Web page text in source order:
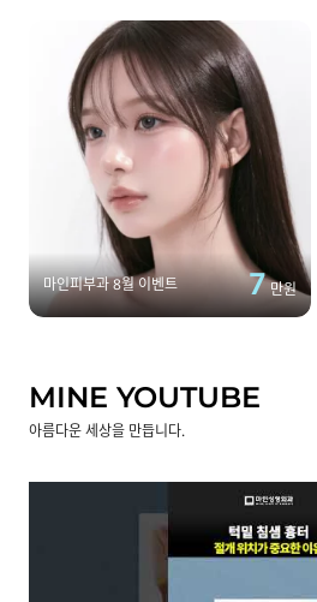
마인피부과 8월 이벤트 7 만원
MINE YOUTUBE
아름다운 세상을 만듭니다.